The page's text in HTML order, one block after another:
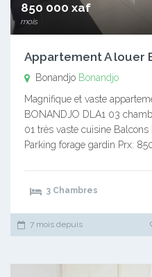
850 000 xaf
mois
Appartement A louer
Bonandjo Bonandjo
Magnifique et vaste
BONANDJO DLA1 03
01 très vaste cuisine
Parking forage gardin Prx:
3 Chambres
7 mois depuis